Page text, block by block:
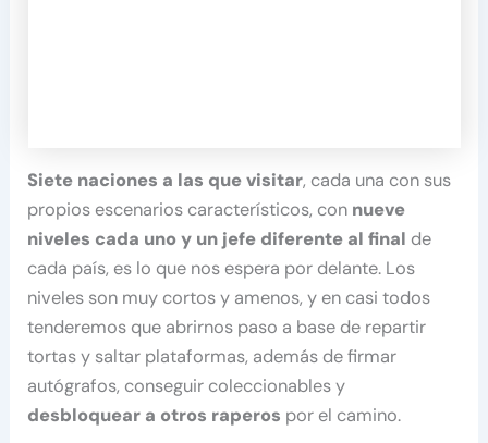
Siete naciones a las que visitar, cada una con sus
propios escenarios característicos, con nueve
niveles cada uno y un jefe diferente al final de
cada país, es lo que nos espera por delante. Los
niveles son muy cortos y amenos, y en casi todos
tenderemos que abrirnos paso a base de repartir
tortas y saltar plataformas, además de firmar
autógrafos, conseguir coleccionables y
desbloquear a otros raperos por el camino.